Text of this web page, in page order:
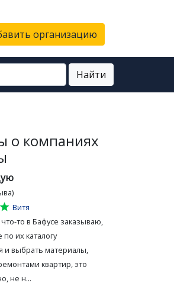
организацию
Найти
о компаниях
star Витя
то в Бафусе заказываю,
их каталогу
и выбрать материалы,
квартир, это
не н...